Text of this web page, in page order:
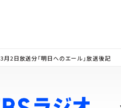
3月2日放送分「明日へのエール」放送後記